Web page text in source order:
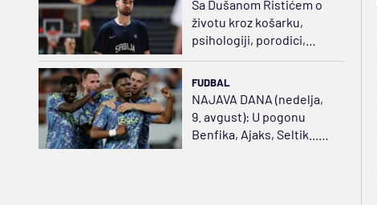
Sa Dušanom Ristićem o
životu kroz košarku,
psihologiji, porodici,
FUDBAL
NAJAVA DANA (nedelja,
9. avgust): U pogonu
Benfika, Ajaks, Seltik...